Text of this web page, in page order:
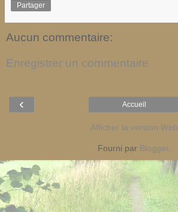
Partager
Aucun commentaire:
Enregistrer un commentaire
‹ Accueil
Afficher la version Web
Fourni par Blogger